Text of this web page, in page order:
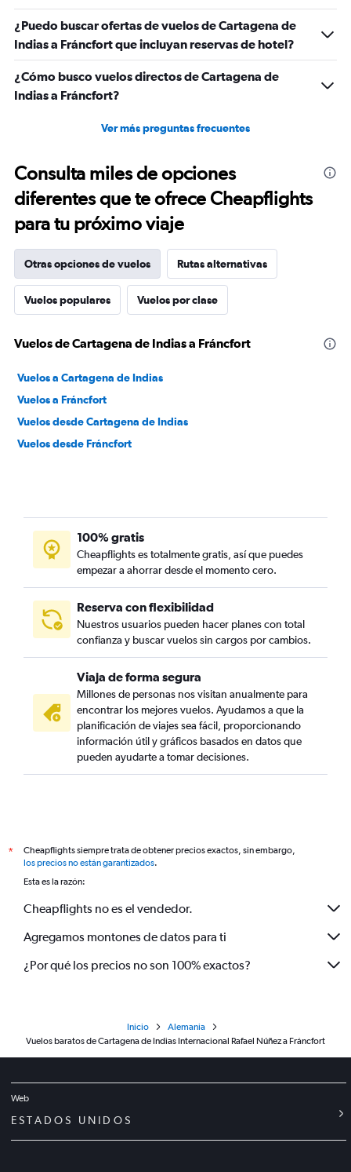
¿Puedo buscar ofertas de vuelos de Cartagena de
Indias a Fráncfort que incluyan reservas de hotel?
¿Cómo busco vuelos directos de Cartagena de
Indias a Fráncfort?
Ver más preguntas frecuentes
Consulta miles de opciones
diferentes que te ofrece Cheapflights
para tu próximo viaje
Otras opciones de vuelos Rutas alternativas
Vuelos populares Vuelos por clase
Vuelos de Cartagena de Indias a Fráncfort
Vuelos a Cartagena de Indias
Vuelos a Fráncfort
Vuelos desde Cartagena de Indias
Vuelos desde Fráncfort
100% gratis
Cheapflights es totalmente gratis, así que puedes
empezar a ahorrar desde el momento cero.
Reserva con flexibilidad
Nuestros usuarios pueden hacer planes con total
confianza y buscar vuelos sin cargos por cambios.
Viaja de forma segura
Millones de personas nos visitan anualmente para
encontrar los mejores vuelos. Ayudamos a que la
planificación de viajes sea fácil, proporcionando
información útil y gráficos basados en datos que
pueden ayudarte a tomar decisiones.
*
Cheapflights siempre trata de obtener precios exactos, sin embargo,
los precios no están garantizados.
Esta es la razón:
Cheapflights no es el vendedor.
Agregamos montones de datos para ti
¿Por qué los precios no son 100% exactos?
Inicio
Alemania
Vuelos baratos de Cartagena de Indias Internacional Rafael Núñez a Fráncfort
Web
ESTADOS UNIDOS